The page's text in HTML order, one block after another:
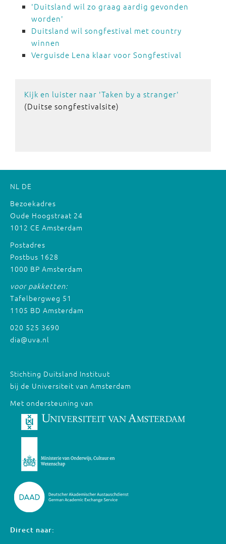
'Duitsland wil zo graag aardig gevonden
worden'
Duitsland wil songfestival met country
winnen
Verguisde Lena klaar voor Songfestival
Kijk en luister naar 'Taken by a stranger'
(Duitse songfestivalsite)
NL DE
Bezoekadres
Oude Hoogstraat 24
1012 CE Amsterdam
Postadres
Postbus 1628
1000 BP Amsterdam
voor pakketten:
Tafelbergweg 51
1105 BD Amsterdam
020 525 3690
dia@uva.nl
Stichting Duitsland Instituut
bij de Universiteit van Amsterdam
Met ondersteuning van
Direct naar: